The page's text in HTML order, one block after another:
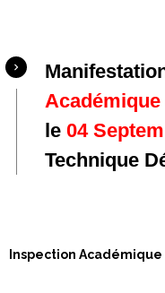
Académique
le 04
Technique
Inspection Académique